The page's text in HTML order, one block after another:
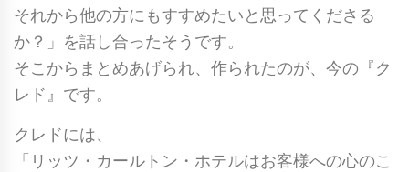
それから他の方にもすすめたいと思ってくださる
か？」を話し合ったそうです。
そこからまとめあげられ、作られたのが、今の『ク
レド』です。
クレドには、
「リッツ・カールトン・ホテルはお客様への心のこ